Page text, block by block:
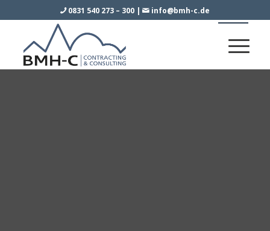
0831 540 273 – 300| info@bmh-c.de